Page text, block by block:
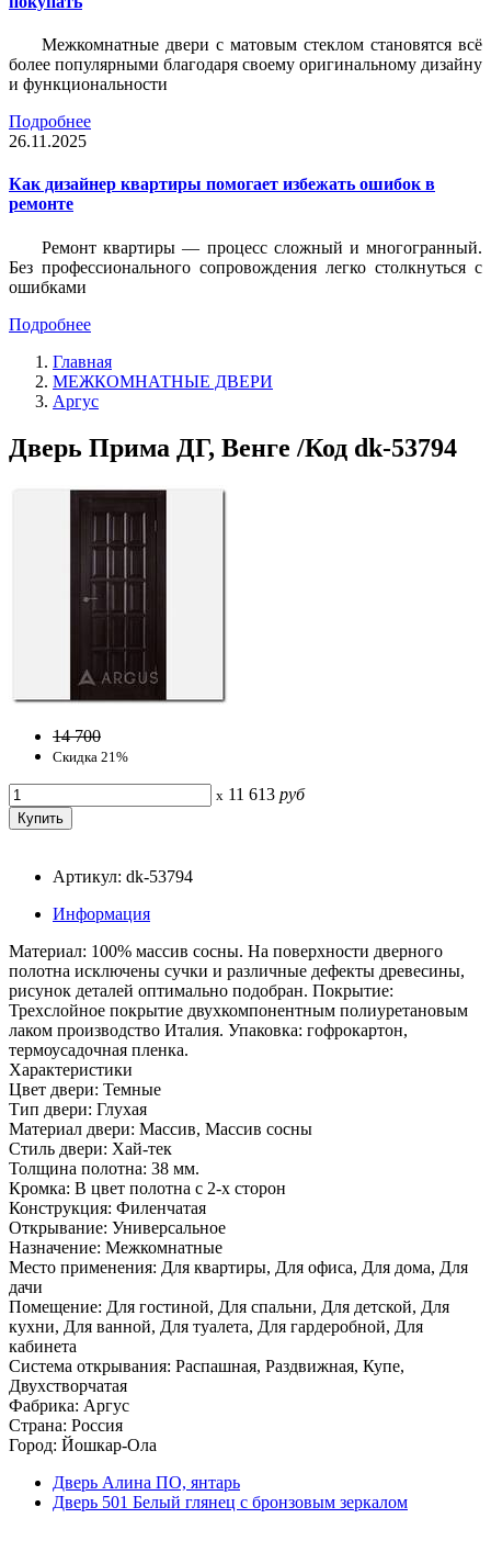
Межкомнатные двери с матовым стеклом становятся всё
более популярными благодаря своему оригинальному дизайну
и функциональности
Подробнее
26.11.2025
Как дизайнер квартиры помогает избежать ошибок в
ремонте
Ремонт квартиры — процесс сложный и многогранный.
Без профессионального сопровождения легко столкнуться с
ошибками
Подробнее
Главная
МЕЖКОМНАТНЫЕ ДВЕРИ
Аргус
Дверь Прима ДГ, Венге /Код dk-53794
14 700
Скидка 21%
x 11 613 руб
Артикул: dk-53794
Информация
Материал: 100% массив сосны. На поверхности дверного
полотна исключены сучки и различные дефекты древесины,
рисунок деталей оптимально подобран. Покрытие:
Трехслойное покрытие двухкомпонентным полиуретановым
лаком производство Италия. Упаковка: гофрокартон,
термоусадочная пленка.
Характеристики
Цвет двери: Темные
Тип двери: Глухая
Материал двери: Массив, Массив сосны
Стиль двери: Хай-тек
Толщина полотна: 38 мм.
Кромка: В цвет полотна с 2-х сторон
Конструкция: Филенчатая
Открывание: Универсальное
Назначение: Межкомнатные
Место применения: Для квартиры, Для офиса, Для дома, Для
дачи
Помещение: Для гостиной, Для спальни, Для детской, Для
кухни, Для ванной, Для туалета, Для гардеробной, Для
кабинета
Система открывания: Распашная, Раздвижная, Купе,
Двухстворчатая
Фабрика: Аргус
Страна: Россия
Город: Йошкар-Ола
Дверь Алина ПО, янтарь
Дверь 501 Белый глянец с бронзовым зеркалом